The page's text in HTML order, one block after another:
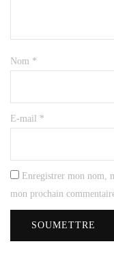
Nom *
E-mail *
Enregistrer mon nom,
mon prochain